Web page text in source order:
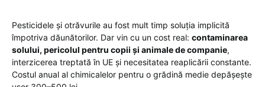
Pesticidele și otrăvurile au fost mult timp soluția implicită
împotriva dăunătorilor. Dar vin cu un cost real: contaminarea
solului, pericolul pentru copii și animale de companie,
interzicerea treptată în UE și necesitatea reaplicării constante.
Costul anual al chimicalelor pentru o grădină medie depășește